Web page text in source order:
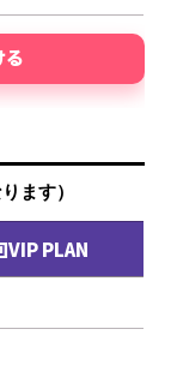
る
ます）
VIP PLAN